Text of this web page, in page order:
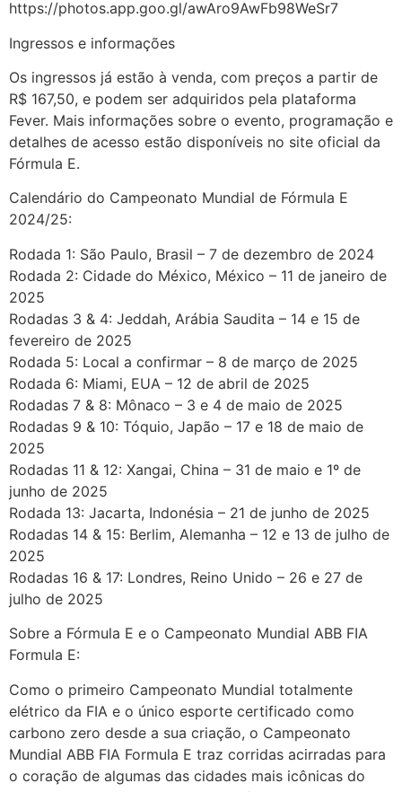
https://photos.app.goo.gl/awAro9AwFb98WeSr7
Ingressos e informações
Os ingressos já estão à venda, com preços a partir de
R$ 167,50, e podem ser adquiridos pela plataforma
Fever. Mais informações sobre o evento, programação e
detalhes de acesso estão disponíveis no site oficial da
Fórmula E.
Calendário do Campeonato Mundial de Fórmula E
2024/25:
Rodada 1: São Paulo, Brasil – 7 de dezembro de 2024
Rodada 2: Cidade do México, México – 11 de janeiro de
2025
Rodadas 3 & 4: Jeddah, Arábia Saudita – 14 e 15 de
fevereiro de 2025
Rodada 5: Local a confirmar – 8 de março de 2025
Rodada 6: Miami, EUA – 12 de abril de 2025
Rodadas 7 & 8: Mônaco – 3 e 4 de maio de 2025
Rodadas 9 & 10: Tóquio, Japão – 17 e 18 de maio de
2025
Rodadas 11 & 12: Xangai, China – 31 de maio e 1º de
junho de 2025
Rodada 13: Jacarta, Indonésia – 21 de junho de 2025
Rodadas 14 & 15: Berlim, Alemanha – 12 e 13 de julho de
2025
Rodadas 16 & 17: Londres, Reino Unido – 26 e 27 de
julho de 2025
Sobre a Fórmula E e o Campeonato Mundial ABB FIA
Formula E:
Como o primeiro Campeonato Mundial totalmente
elétrico da FIA e o único esporte certificado como
carbono zero desde a sua criação, o Campeonato
Mundial ABB FIA Formula E traz corridas acirradas para
o coração de algumas das cidades mais icônicas do